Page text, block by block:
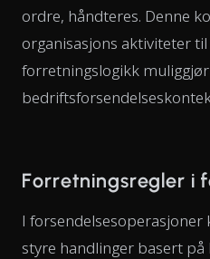
ordre, håndteres. Denne
organisasjons aktiviteter
forretningslogikk
Forretningsregler i
I
styre handlinger basert på